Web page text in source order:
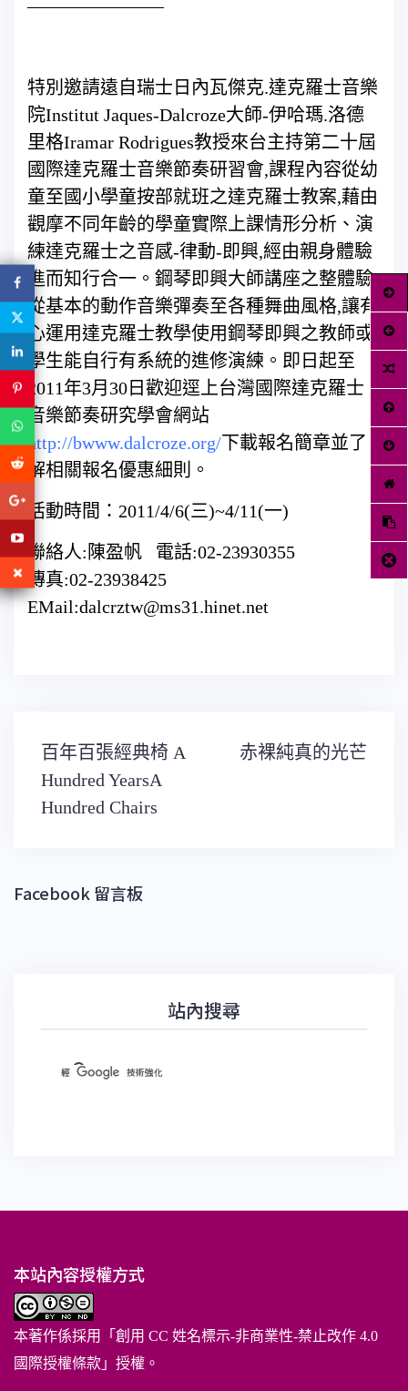
———————–
特別邀請遠自瑞士日內瓦傑克.達克羅士音樂
院Institut Jaques-Dalcroze大師-伊哈瑪.洛德
里格Iramar Rodrigues教授來台主持第二十屆
國際達克羅士音樂節奏研習會,課程內容從幼
童至國小學童按部就班之達克羅士教案,藉由
觀摩不同年齡的學童實際上課情形分析、演
練達克羅士之音感-律動-即興,經由親身體驗
進而知行合一。鋼琴即興大師講座之整體驗
從基本的動作音樂彈奏至各種舞曲風格,讓有
心運用達克羅士教學使用鋼琴即興之教師或
學生能自行有系統的進修演練。即日起至
2011年3月30日歡迎逕上台灣國際達克羅士
音樂節奏研究學會網站
http://bwww.dalcroze.org/下載報名簡章並了
解相關報名優惠細則。
活動時間：2011/4/6(三)~4/11(一)
聯絡人:陳盈帆 電話:02-23930355
傳真:02-23938425
EMail:dalcrztw@ms31.hinet.net
文
章
導
覽
百年百張經典椅 A
Hundred YearsA
Hundred Chairs
赤裸純真的光芒
Facebook 留言板
站內搜尋
本站內容授權方式
本著作係採用「 創用 CC 姓名標示-非商業性-禁止改作 4.0
國際授權條款 」授權。